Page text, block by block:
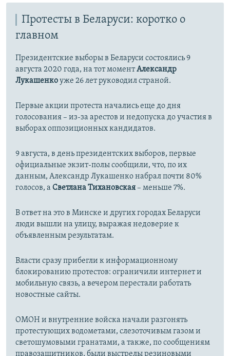
Протесты в Беларуси: коротко о
главном
Президентские выборы в Беларуси состоялись 9
августа 2020 года, на тот моментАлександр
Лукашенкоуже 26 лет руководил страной.
Первые акции протеста начались еще до дня
голосования – из-за арестов и недопуcка до участия в
выборах оппозиционных кандидатов.
9 августа, в день президентских выборов, первые
официальные экзит-полы сообщили, что, по их
данным, Александр Лукашенко набрал почти 80%
голосов, а Светлана Тихановская– меньше 7%.
В ответ на это в Минске и других городах Беларуси
люди вышли на улицу, выражая недоверие к
объявленным результатам.
Власти сразу прибегли к информационному
блокированию протестов: ограничили интернет и
мобильную связь, а вечером перестали работать
новостные сайты.
ОМОН и внутренние войска начали разгонять
протестующих водометами, слезоточивым газом и
светошумовыми гранатами, а также, по сообщениям
правозащитников, были выстрелы резиновыми